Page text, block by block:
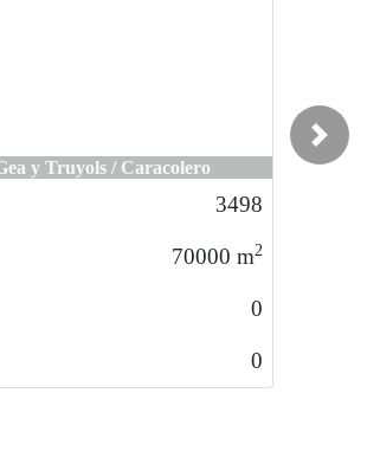
/ Caracolero
m2
Gea y Truyols / Caracolero
3433
70000
Next